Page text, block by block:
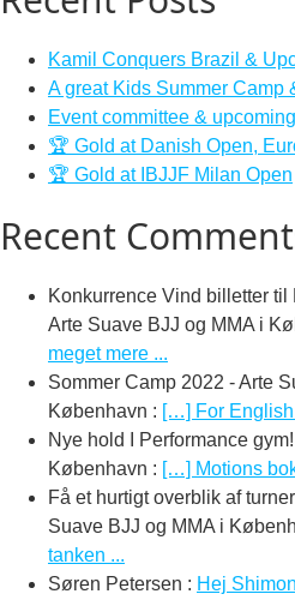
Kamil Conquers Brazil &
A great Kids Summer Camp
Event committee &
🏆 Gold at Danish Open,
🏆 Gold at IBJJF Milan Open
Recent
Konkurrence Vind billetter
Arte Suave BJJ og MMA i
meget mere ...
Sommer Camp 2022 - Arte
København : […] For
Nye hold I Performance
København : […] Motions
Få et hurtigt overblik af
Suave BJJ og MMA i
tanken ...
Søren Petersen : Hej